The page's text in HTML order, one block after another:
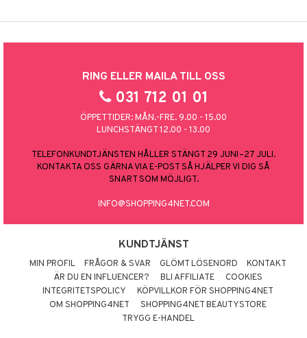
RING ELLER MAILA TILL OSS
031 712 01 01
ÖPPETTIDER: MÅN.-FRE. 9.00 - 15.00
LUNCHSTÄNGT 12.00 - 13.00
TELEFONKUNDTJÄNSTEN HÅLLER STÄNGT 29 JUNI–27 JULI.
KONTAKTA OSS GÄRNA VIA E-POST SÅ HJÄLPER VI DIG SÅ
SNART SOM MÖJLIGT.
INFO@SHOPPING4NET.COM
KUNDTJÄNST
MIN PROFIL FRÅGOR & SVAR GLÖMT LÖSENORD
KONTAKT
ÄR DU EN INFLUENCER?
BLI AFFILIATE
COOKIES
INTEGRITETSPOLICY
KÖPVILLKOR FÖR SHOPPING4NET
OM SHOPPING4NET
SHOPPING4NET BEAUTYSTORE
TRYGG E-HANDEL